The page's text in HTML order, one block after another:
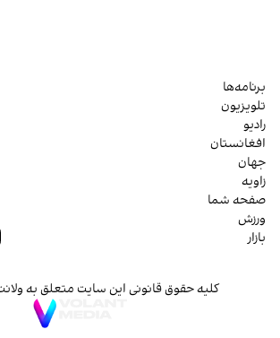
برنامه‌ها
تلویزیون
رادیو
افغانستان
جهان
زاویه
صفحه شما
ورزش
بازار
کلیه حقوق قانونی این سایت متعلق به